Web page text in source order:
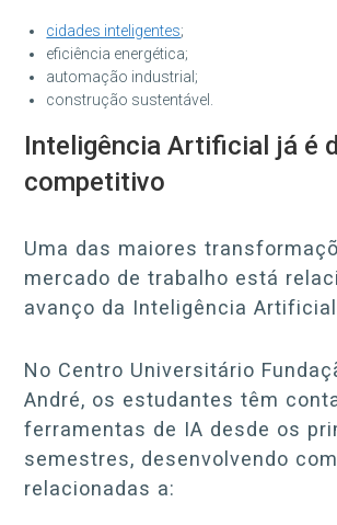
cidades inteligentes;
eficiência energética;
automação industrial;
construção sustentável.
Inteligência Artificial já é
competitivo
Uma das maiores
mercado de trabalho está
avanço da Inteligência
No Centro Universitário
André, os estudantes têm
ferramentas de IA desde os
semestres, desenvolvendo
relacionadas a: